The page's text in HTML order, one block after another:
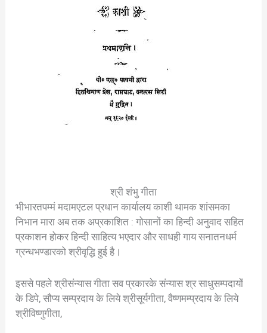
श्री शंभु गीता
भीभारतपम्मं मदामएटल प्रधान कार्यालय काशी थामक शांसमका
निभान मारा अब तक अप्रकाशित : गोसानों का हिन्दी अनुवाद सहित
प्रकाशन होकर हिन्दी साहित्य भएदार और साधही गाय सनातनधर्म
ग्रन्धभण्डारको श्रीवृद्धि हुई है।
इससे पहले श्रीसंन्यास गीता सव प्रकारके संन्यास श्र साधुसम्पदायों
के डिपे, सौप्य सम्प्रदाय के लिये श्रीसूर्यगीता, वैष्णमम्प्रदाय के लिये
श्रीविष्णुगीता,